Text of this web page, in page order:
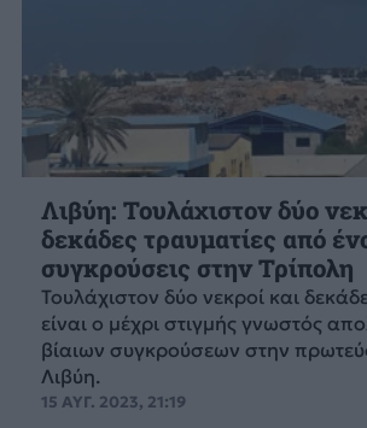
Λιβύη: Τουλάχιστον δύο
δεκάδες τραυματίες από
συγκρούσεις στην Τρίπολη
Τουλάχιστον δύο νεκροί και
είναι ο μέχρι στιγμής γνωστός
βίαιων συγκρούσεων στην
Λιβύη.
15 ΑΥΓ. 2023, 21:19